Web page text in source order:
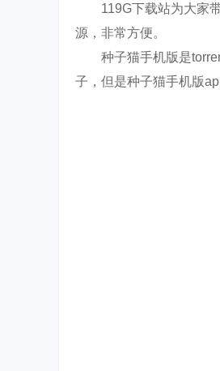
119G下载站为大家带
源，非常方便。
种子猫手机版是
子，但是种子猫手机版